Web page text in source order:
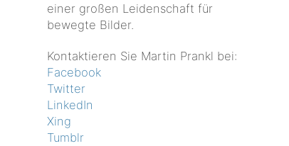
einer großen Leidenschaft für
bewegte Bilder.
Kontaktieren Sie Martin Prankl bei:
Facebook
Twitter
LinkedIn
Xing
Tumblr